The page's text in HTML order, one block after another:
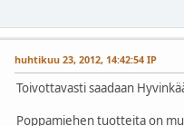
huhtikuu 23, 2012, 14:42:54 IP
Toivottavasti saadaan
Poppamiehen tuotteita on